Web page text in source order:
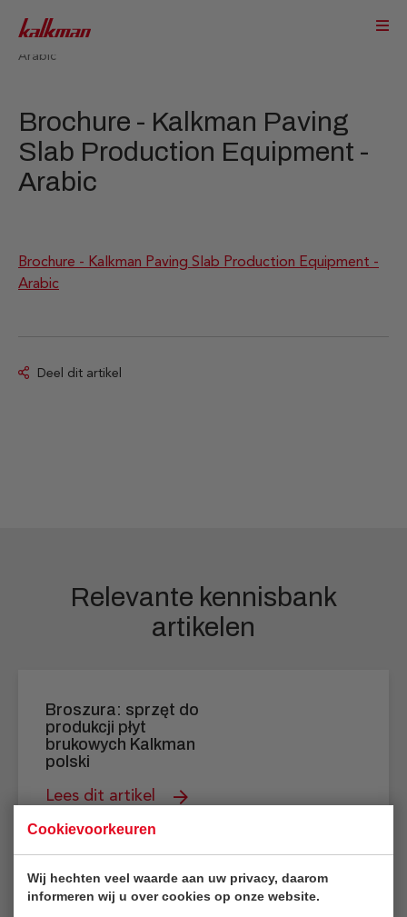
Cookievoorkeuren
Wij hechten veel waarde aan uw privacy, daarom
informeren wij u over cookies op onze website.
Brochure - Kalkman Paving Slab Production Equipment -
Arabic
Brochure - Kalkman Paving
Slab Production Equipment -
Arabic
Brochure - Kalkman Paving Slab Production Equipment -
Arabic
Deel dit artikel
Relevante kennisbank
artikelen
Broszura: sprzęt do
produkcji płyt
brukowych Kalkman
polski
Lees dit artikel
Artykuł : 75 lat